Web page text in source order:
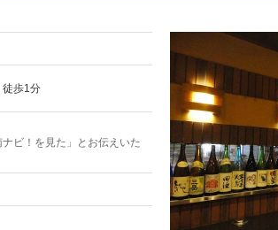
徒歩1分
ビ！を見た」とお伝えいた